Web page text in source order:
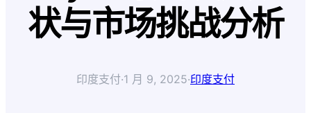
状与市场挑战分析
印度支付·1 月 9, 2025·印度支付